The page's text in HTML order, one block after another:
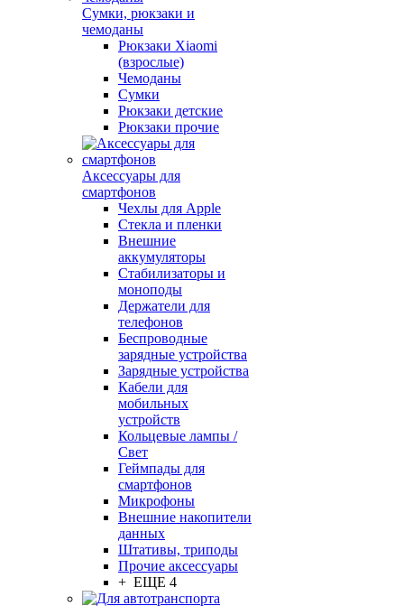
Сумки, рюкзаки и
чемоданы
Рюкзаки Xiaomi
(взрослые)
Чемоданы
Сумки
Рюкзаки детские
Рюкзаки прочие
Аксессуары для
смартфонов
Чехлы для Apple
Стекла и пленки
Внешние
аккумуляторы
Стабилизаторы и
моноподы
Держатели для
телефонов
Беспроводные
зарядные устройства
Зарядные устройства
Кабели для
мобильных
устройств
Кольцевые лампы /
Свет
Геймпады для
смартфонов
Микрофоны
Внешние накопители
данных
Штативы, триподы
Прочие аксессуары
+ ЕЩЕ 4